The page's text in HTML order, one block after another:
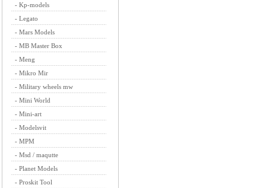
- Kp-models
- Legato
- Mars Models
- MB Master Box
- Meng
- Mikro Mir
- Military wheels mw
- Mini World
- Mini-art
- Modelsvit
- MPM
- Msd / maqutte
- Planet Models
- Proskit Tool